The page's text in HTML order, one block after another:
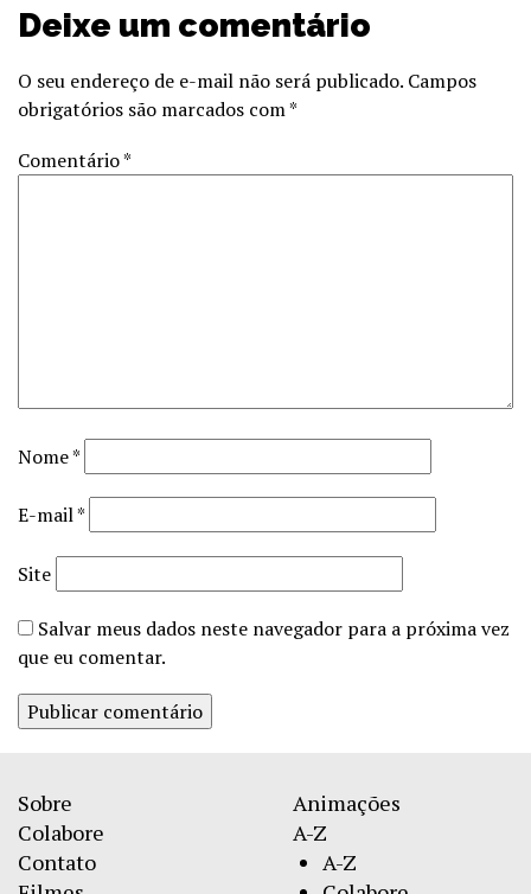
Deixe um comentário
O seu endereço de e-mail não será publicado. Campos
obrigatórios são marcados com*
Comentário*
Nome*
E-mail*
Site
Salvar meus dados neste navegador para a próxima vez
que eu comentar.
Sobre
Colabore
Contato
Animações
A-Z
A-Z